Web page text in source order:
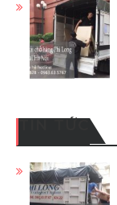
TIN TỨC